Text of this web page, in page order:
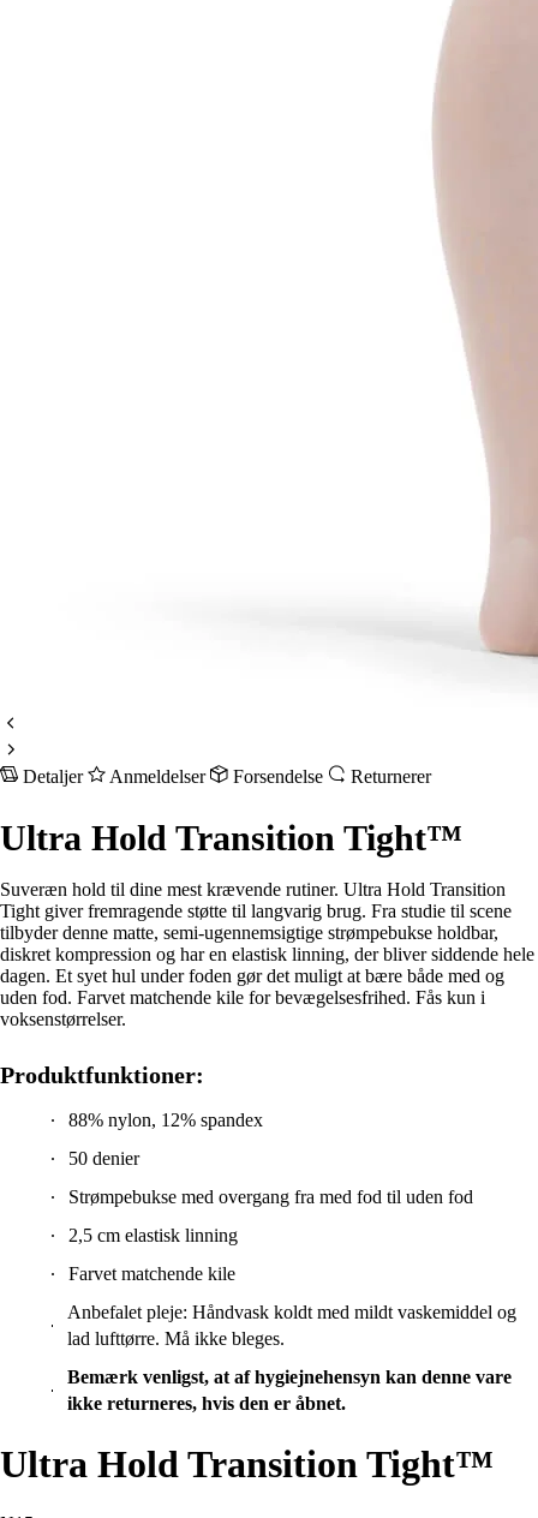
Detaljer Anmeldelser Forsendelse Returnerer
Ultra Hold Transition Tight™
Suveræn hold til dine mest krævende rutiner. Ultra Hold Transition
Tight giver fremragende støtte til langvarig brug. Fra studie til scene
tilbyder denne matte, semi-ugennemsigtige strømpebukse holdbar,
diskret kompression og har en elastisk linning, der bliver siddende hele
dagen. Et syet hul under foden gør det muligt at bære både med og
uden fod. Farvet matchende kile for bevægelsesfrihed. Fås kun i
voksenstørrelser.
Produktfunktioner:
88% nylon, 12% spandex
50 denier
Strømpebukse med overgang fra med fod til uden fod
2,5 cm elastisk linning
Farvet matchende kile
Anbefalet pleje: Håndvask koldt med mildt vaskemiddel og
lad lufttørre. Må ikke bleges.
Bemærk venligst, at af hygiejnehensyn kan denne vare
ikke returneres, hvis den er åbnet.
Ultra Hold Transition Tight™